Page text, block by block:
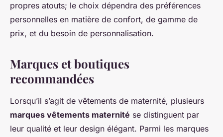
propres atouts; le choix dépendra des préférences
personnelles en matière de confort, de gamme de
prix, et du besoin de personnalisation.
Marques et boutiques
recommandées
Lorsqu’il s’agit de vêtements de maternité, plusieurs
marques vêtements maternité se distinguent par
leur qualité et leur design élégant. Parmi les marques